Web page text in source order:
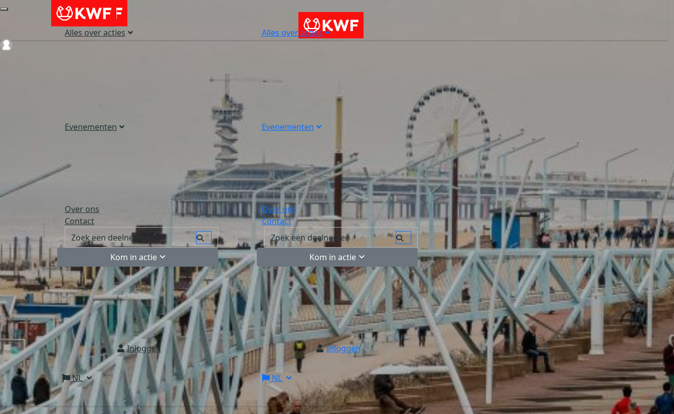
Alles over acties
Evenementen
Over ons
Contact
Kom in actie
Inloggen
NL
Alles over acties
Evenementen
Over ons
Contact
Kom in actie
Inloggen
NL